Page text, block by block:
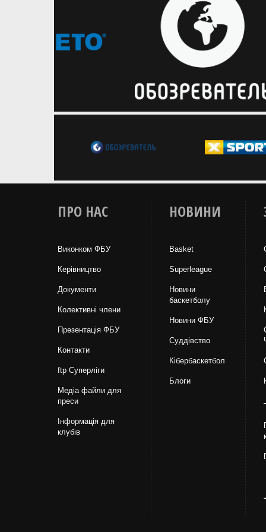
ПРО НАС
Виконком ФБУ
Керівництво
Документи
Колективні члени
Презентація ФБУ
Контакти
ftp Суперліги
Медіа файли для
преси
Інформація для
клубів
НОВИНИ
Basket
Superleague
Новини
баскетболу
Новини ФБУ
Суддівство
Кібербаскетбол
Блоги